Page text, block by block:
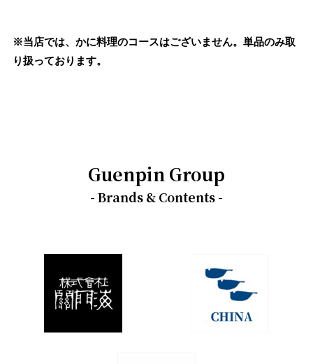
※当店では、かに料理のコースはございません。単品のみ取
り扱っております。
Guenpin Group
- Brands & Contents -